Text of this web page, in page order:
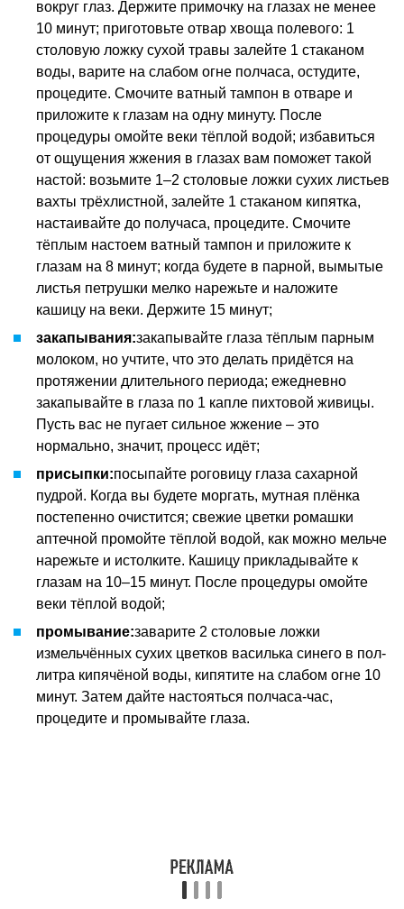
вокруг глаз. Держите примочку на глазах не менее
10 минут; приготовьте отвар хвоща полевого: 1
столовую ложку сухой травы залейте 1 стаканом
воды, варите на слабом огне полчаса, остудите,
процедите. Смочите ватный тампон в отваре и
приложите к глазам на одну минуту. После
процедуры омойте веки тёплой водой; избавиться
от ощущения жжения в глазах вам поможет такой
настой: возьмите 1–2 столовые ложки сухих листьев
вахты трёхлистной, залейте 1 стаканом кипятка,
настаивайте до получаса, процедите. Смочите
тёплым настоем ватный тампон и приложите к
глазам на 8 минут; когда будете в парной, вымытые
листья петрушки мелко нарежьте и наложите
кашицу на веки. Держите 15 минут;
закапывания:закапывайте глаза тёплым парным
молоком, но учтите, что это делать придётся на
протяжении длительного периода; ежедневно
закапывайте в глаза по 1 капле пихтовой живицы.
Пусть вас не пугает сильное жжение – это
нормально, значит, процесс идёт;
присыпки:посыпайте роговицу глаза сахарной
пудрой. Когда вы будете моргать, мутная плёнка
постепенно очистится; свежие цветки ромашки
аптечной промойте тёплой водой, как можно мельче
нарежьте и истолките. Кашицу прикладывайте к
глазам на 10–15 минут. После процедуры омойте
веки тёплой водой;
промывание:заварите 2 столовые ложки
измельчённых сухих цветков василька синего в пол-
литра кипячёной воды, кипятите на слабом огне 10
минут. Затем дайте настояться полчаса-час,
процедите и промывайте глаза.